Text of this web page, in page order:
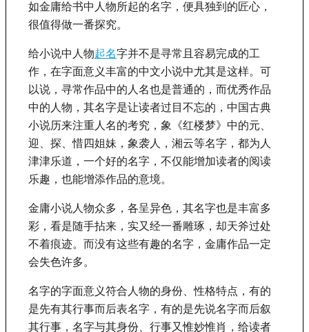
如金庸给书中人物所起的名字，便具独到的匠心，
很值得做一番探究。
给小说中人物起名字并不是寻常且容易完成的工
作，在字面意义丰富的中文小说中尤其是这样。可
以说，寻常作品中的人名也是普通的，而优秀作品
中的人物，其名字是让读者过目不忘的，中国古典
小说历来注重人名的考究，象《红楼梦》中的元、
迎、探、惜四姐妹，象袭人，湘云等名字，都为人
津津乐道，一个好的名字，不仅能增加读者的阅读
乐趣，也能增添作品的意境。
金庸小说人物众多，各呈异色，其名字也是丰富多
彩，看是随手拈来，实又经一番雕琢，却天斧过处
不着痕迹。而没有这些有趣的名字，金庸作品一定
会失色许多。
名字的字面意义符合人物的身份、性格特点，有的
是先有其行事而后表名字，有的是先说名字而后叙
其行事，名字与其身份、行事又惟妙惟肖，给读者